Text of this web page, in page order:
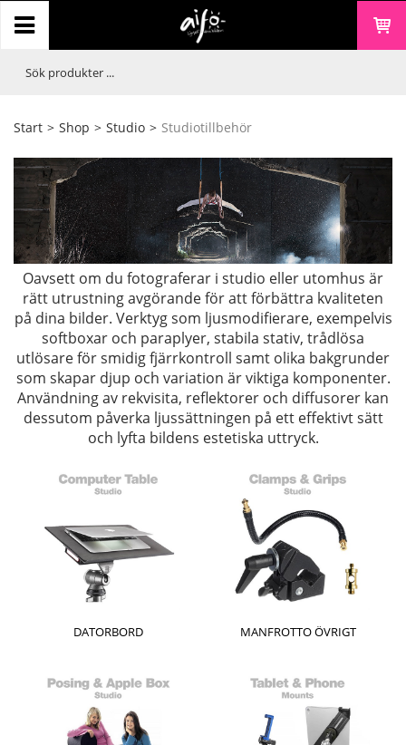
Start > Shop > Studio > Studiotillbehör
Oavsett om du fotograferar i studio eller utomhus är
rätt utrustning avgörande för att förbättra kvaliteten
på dina bilder. Verktyg som ljusmodifierare, exempelvis
softboxar och paraplyer, stabila stativ, trådlösa
utlösare för smidig fjärrkontroll samt olika bakgrunder
som skapar djup och variation är viktiga komponenter.
Användning av rekvisita, reflektorer och diffusorer kan
dessutom påverka ljussättningen på ett effektivt sätt
och lyfta bildens estetiska uttryck.
DATORBORD MANFROTTO ÖVRIGT